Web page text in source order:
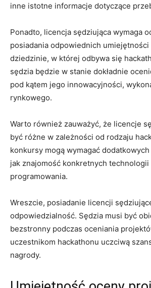
inne istotne informacje dotyczące
Ponadto, licencja sędziująca ⁣wymaga
posiadania odpowiednich
dziedzinie, w ​której odbywa się
sędzia będzie w stanie dokładnie
pod kątem jego innowacyjności,
rynkowego.
Warto również zauważyć, że licencje
być różne‌ w zależności od rodzaju
konkursy mogą‌ wymagać
jak znajomość konkretnych
programowania.
Wreszcie, posiadanie licencji
odpowiedzialność. Sędzia musi być
bezstronny ​podczas oceniania
⁤uczestnikom hackathonu uczciwą
nagrody.